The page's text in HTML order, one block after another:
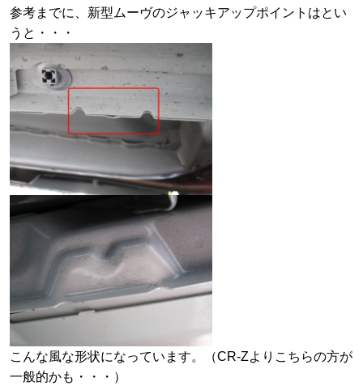
参考までに、新型ムーヴのジャッキアップポイントはとい
うと・・・
こんな風な形状になっています。（CR-Zよりこちらの方が
一般的かも・・・）